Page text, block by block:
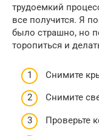
трудоемкий
все получится. Я
было страшно, но
торопиться и
Снимите
Снимите
Проверьте